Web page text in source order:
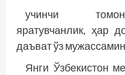
учинчи
яратувчанлик, ҳар
даъват ўз
Янги Ўзбекистон